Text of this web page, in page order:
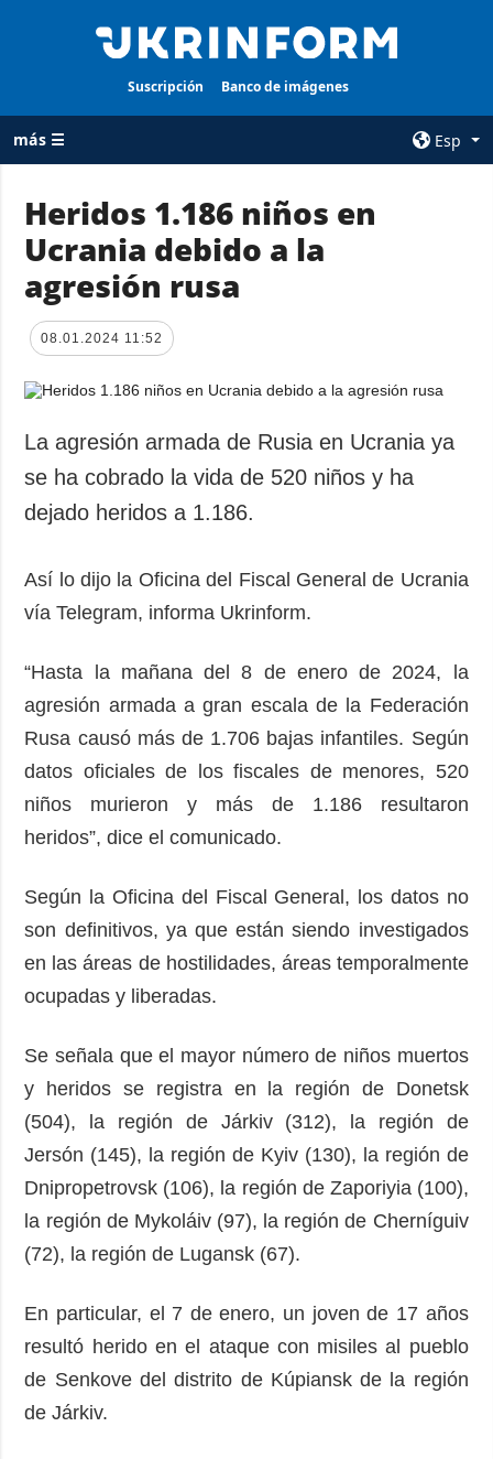
Suscripción Banco de imágenes
más ☰
Esp
TODAS LAS
CATEGORÍAS
Guerra
Reconstrucción
Política
Economía
Defensa
Sociedad y
Crimen
emergencias
AGENCIA
Política de
privacidad y
protección de
ADICIONAL
Podcasts
Publicaciones
Entrevistas
Fotos
SERVICIOS
Suscripción
Banco de
imágenes
Heridos 1.186 niños en
Ucrania debido a la
agresión rusa
08.01.2024 11:52
La agresión armada de Rusia en Ucrania ya
se ha cobrado la vida de 520 niños y ha
dejado heridos a 1.186.
Así lo dijo la Oficina del Fiscal General de Ucrania
vía Telegram, informa Ukrinform.
“Hasta la mañana del 8 de enero de 2024, la
agresión armada a gran escala de la Federación
Rusa causó más de 1.706 bajas infantiles. Según
datos oficiales de los fiscales de menores, 520
niños murieron y más de 1.186 resultaron
heridos”, dice el comunicado.
Según la Oficina del Fiscal General, los datos no
son definitivos, ya que están siendo investigados
en las áreas de hostilidades, áreas temporalmente
ocupadas y liberadas.
Se señala que el mayor número de niños muertos
y heridos se registra en la región de Donetsk
(504), la región de Járkiv (312), la región de
Jersón (145), la región de Kyiv (130), la región de
Dnipropetrovsk (106), la región de Zaporiyia (100),
la región de Mykoláiv (97), la región de Cherníguiv
(72), la región de Lugansk (67).
En particular, el 7 de enero, un joven de 17 años
resultó herido en el ataque con misiles al pueblo
de Senkove del distrito de Kúpiansk de la región
de Járkiv.